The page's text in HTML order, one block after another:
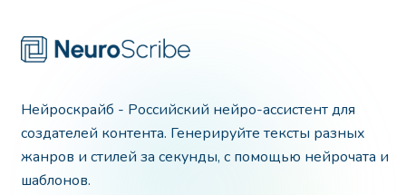
Нейроскрайб - Российский нейро-ассистент для
создателей контента. Генерируйте тексты разных
жанров и стилей за секунды, с помощью нейрочата и
шаблонов.